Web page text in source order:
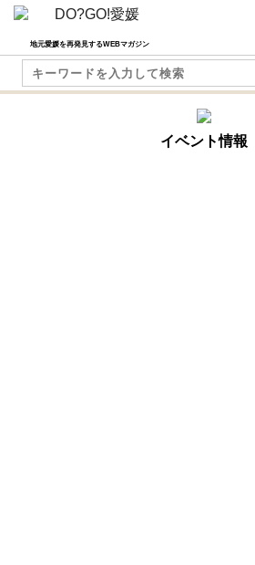
地元愛媛を再発見するWEBマガジン
イベント情報